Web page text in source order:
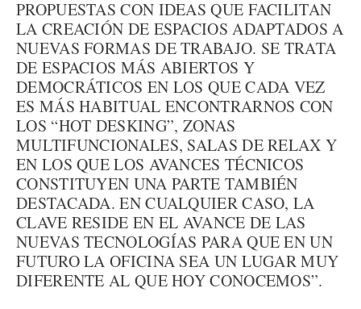
PROPUESTAS CON IDEAS QUE FACILITAN
LA CREACIÓN DE ESPACIOS ADAPTADOS A
NUEVAS FORMAS DE TRABAJO. SE TRATA
DE ESPACIOS MÁS ABIERTOS Y
DEMOCRÁTICOS EN LOS QUE CADA VEZ
ES MÁS HABITUAL ENCONTRARNOS CON
LOS “HOT DESKING”, ZONAS
MULTIFUNCIONALES, SALAS DE RELAX Y
EN LOS QUE LOS AVANCES TÉCNICOS
CONSTITUYEN UNA PARTE TAMBIÉN
DESTACADA. EN CUALQUIER CASO, LA
CLAVE RESIDE EN EL AVANCE DE LAS
NUEVAS TECNOLOGÍAS PARA QUE EN UN
FUTURO LA OFICINA SEA UN LUGAR MUY
DIFERENTE AL QUE HOY CONOCEMOS”.